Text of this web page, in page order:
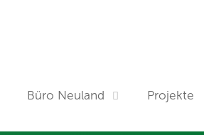
Büro Neuland Projekte